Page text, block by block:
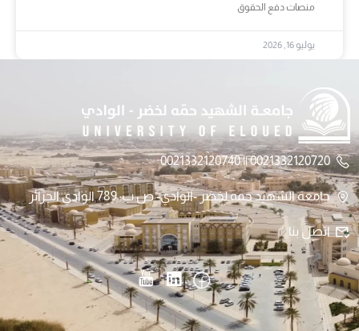
منصات دفع الحقوق
يوليو 16, 2026
0021332120720 || 0021332120740
جامعة الشهيد حمه لخضر -الوادي- ص.ب: 789 الوادي الجزائر
اتصل بنا